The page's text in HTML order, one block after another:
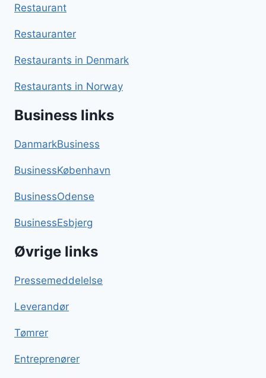
Restaurant
Restauranter
Restaurants in Denmark
Restaurants in Norway
Business links
DanmarkBusiness
BusinessKøbenhavn
BusinessOdense
BusinessEsbjerg
Øvrige links
Pressemeddelelse
Leverandør
Tømrer
Entreprenører